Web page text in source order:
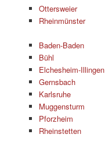
Ottersweier
Rheinmünster
Baden-Baden
Bühl
Elchesheim-Illingen
Gernsbach
Karlsruhe
Muggensturm
Pforzheim
Rheinstetten